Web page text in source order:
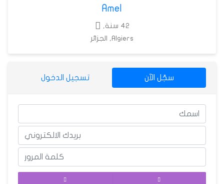
Amel
42 سنة,
Algiers, الجزائر
سجّل الآن تسجيل الدخول